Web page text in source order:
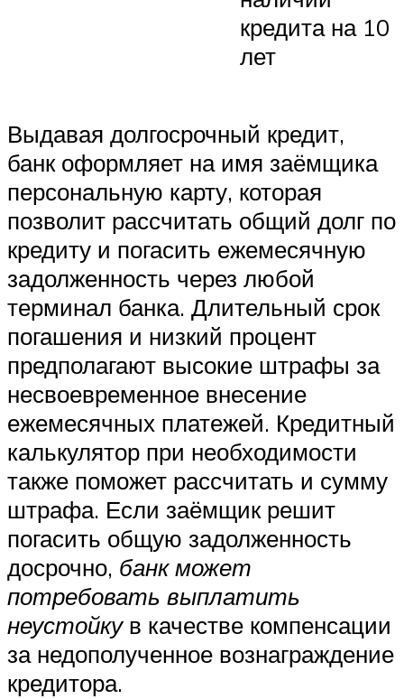
кредита на 10
лет
Выдавая долгосрочный кредит,
банк оформляет на имя заёмщика
персональную карту, которая
позволит рассчитать общий долг по
кредиту и погасить ежемесячную
задолженность через любой
терминал банка. Длительный срок
погашения и низкий процент
предполагают высокие штрафы за
несвоевременное внесение
ежемесячных платежей. Кредитный
калькулятор при необходимости
также поможет рассчитать и сумму
штрафа. Если заёмщик решит
погасить общую задолженность
досрочно, банк может
потребовать выплатить
неустойкув качестве компенсации
за недополученное вознаграждение
кредитора.